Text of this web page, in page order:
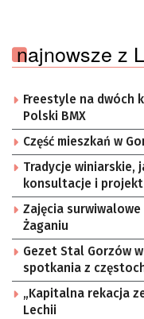
najnowsze z
Freestyle na dwóch
Polski BMX
Część mieszkań w
Tradycje winiarskie,
konsultacje i projekt
Zajęcia surwiwalowe
Żaganiu
Gezet Stal Gorzów
spotkania z
„Kapitalna rekacja
Lechii